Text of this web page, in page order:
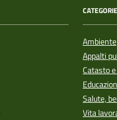
Ambiente
Appalti
Catasto
Salute,
Vita